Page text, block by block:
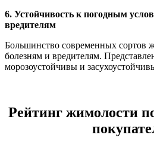
6. Устойчивость к погодным
вредителям
Большинство современных сортов
болезням и вредителям.
морозоустойчивы и
Рейтинг жимолости